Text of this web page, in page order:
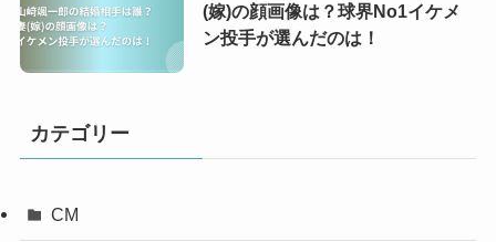
(嫁)の顔画像は？球界No1イケメ
ン投手が選んだのは！
カテゴリー
CM